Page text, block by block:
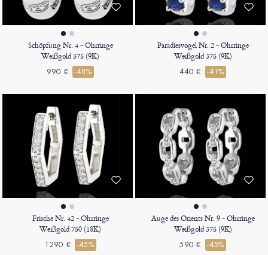
Schöpfung Nr. 4 - Ohrringe
Weißgold 375 (9K)
990 € -48%
Paradiesvogel Nr. 2 - Ohrringe
Weißgold 375 (9K)
440 € -41%
Frische Nr. 42 - Ohrringe
Weißgold 750 (18K)
1290 € -45%
Auge des Orients Nr. 9 - Ohrringe
Weißgold 375 (9K)
590 € -45%